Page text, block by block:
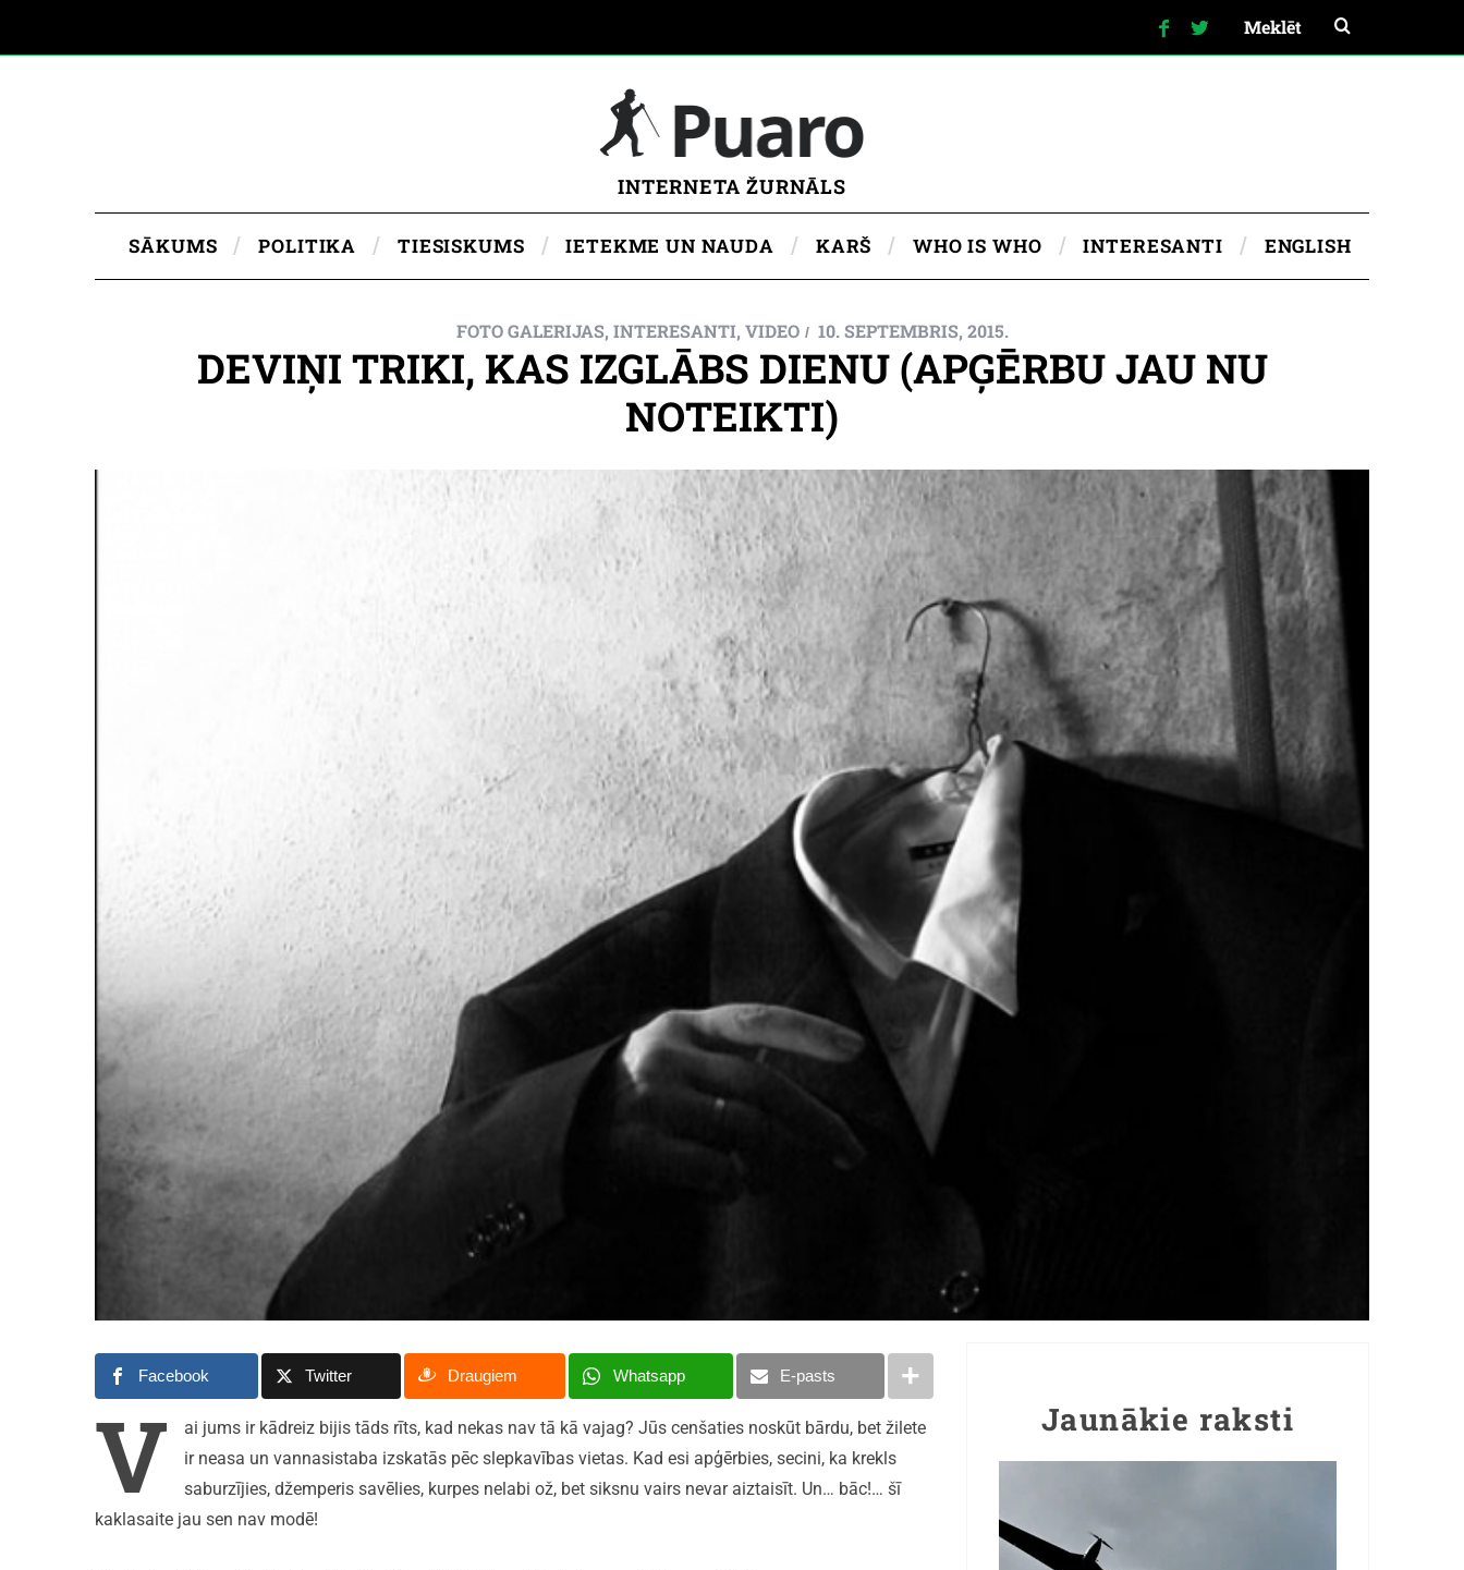
INTERNETA ŽURNĀLS
SĀKUMS POLITIKA TIESISKUMS IETEKME UN NAUDA KARŠ WHO IS WHO INTERESANTI ENGLISH
FOTO GALERIJAS, INTERESANTI, VIDEO 10. SEPTEMBRIS, 2015.
DEVIŅI TRIKI, KAS IZGLĀBS DIENU (APĢĒRBU JAU NU
NOTEIKTI)
Facebook Twitter Draugiem Whatsapp E-pasts
V
ai jums ir kādreiz bijis tāds rīts, kad nekas nav tā kā vajag? Jūs cenšaties noskūt bārdu, bet žilete
ir neasa un vannasistaba izskatās pēc slepkavības vietas. Kad esi apģērbies, secini, ka krekls
saburzījies, džemperis savēlies, kurpes nelabi ož, bet siksnu vairs nevar aiztaisīt. Un… bāc!… šī
kaklasaite jau sen nav modē!
Jaunākie raksti